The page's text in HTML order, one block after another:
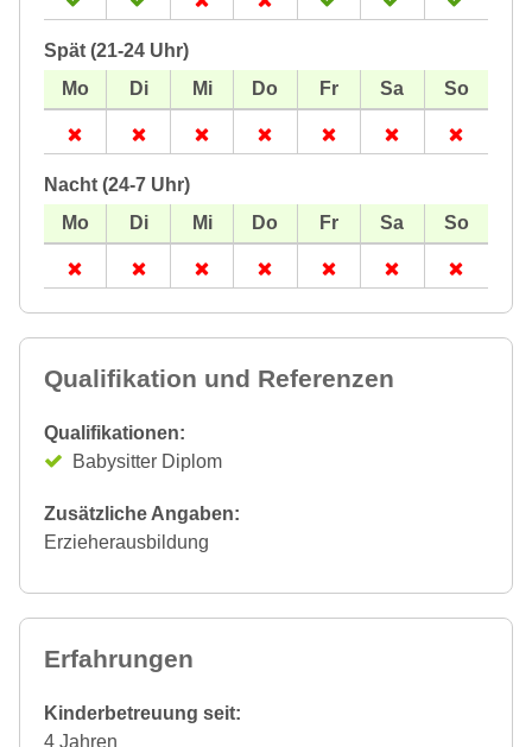
Spät (21-24 Uhr)
Nacht (24-7 Uhr)
Qualifikation und Referenzen
Qualifikationen:
Babysitter Diplom
Zusätzliche Angaben:
Erzieherausbildung
Erfahrungen
Kinderbetreuung seit:
4 Jahren